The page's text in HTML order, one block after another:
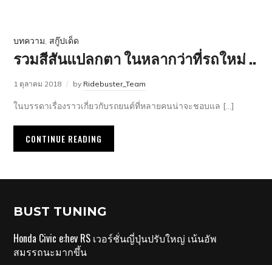
บทความ, สกู๊ปเด็ด
รวมสีสันแปลกตา ในหลากว่าที่รถใหม่ ..
1 ตุลาคม 2018 by Ridebuster_Team
ในบรรดาเรื่องราวเกี่ยวกับรถยนต์ที่หลายคนน่าจะชอบแล […]
CONTINUE READING
BUST TUNING
Honda Civic e:hev RS เวอร์ชั่นญี่ปุ่นปรับใหญ่ เน้นอัพ
สมรรถนะมากขึ้น